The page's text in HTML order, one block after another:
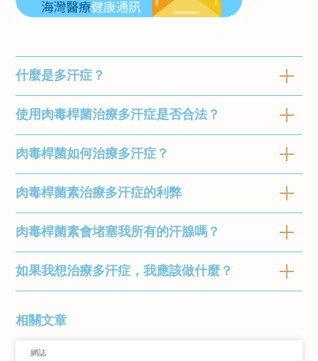
什麼是多汗症？
多汗症是一種汗腺過度活躍的疾病，與運動、溫
度或任何其他典型觸發因素無關的過多出汗症
狀。受影響的身體部位通常包括手掌、腋下和腳
底。
患病率大約為人口的 1% 至 5%。對於大多患者
能會讓人感到不舒服和尷尬，並且會影響日常生
甲狀腺影響）相關的過度出汗被稱為繼發性多汗
使用肉毒桿菌治療多汗症是否合法？
使用肉毒桿菌素來治療腋下多汗已獲得美國
FDA 批准。然而，醫生也會將肉毒桿菌作為
「藥品仿單標示外」使用，以治理其他部位的多
汗症，例如手、腳和臉部。
什麼是藥品仿單標示外使用？
「藥品仿單標示外」是指將藥物或治療用於未經
或治療上的標籤或包裝說明書上未註明這種使用
的方式。醫生會根據他們的臨床判斷和專業知識
肉毒桿菌如何治療多汗症？
根據國際多汗症協會，接受肉毒桿菌注射的患者
後出汗情況減少了八成半以上。治療副作用可能
包括注射部位疼痛、腫脹和瘀傷。
當天避免劇烈運動或桑拿）。在進行腋下注射療
肉毒桿菌素治療多汗症的利弊
好處
在腋下進行時，幾乎不會感到疼痛
治療結果顯著: 有研究顯示，進行療程之後
肉毒桿菌素會堵塞我所有的汗腺嗎？
據估計，一個人大約有三只四百萬個汗腺。小面
積的汗腺不會影響你的身體調節溫度能力。
如果我想治療多汗症，我應該做什麼？
們的診所為例，我們將進行徹底的臨床評估。目
的是評估多汗症的嚴重程度，確定對患者生活質
相關文章
網誌